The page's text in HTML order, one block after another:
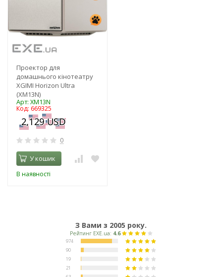
Проектор для
домашнього кінотеатру
XGIMI Horizon Ultra
(XM13N)
Арт: XM13N
Код: 669325
0
У кошик
В наявності
З Вами з 2005 року.